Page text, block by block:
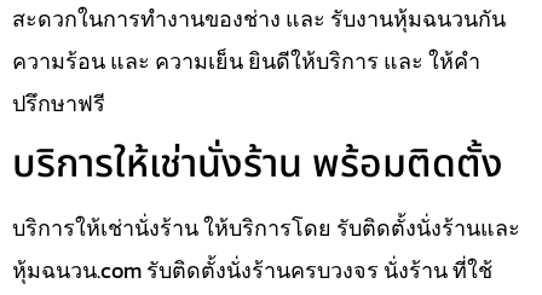
สะดวกในการทำงานของช่าง และ รับงานหุ้มฉนวนกัน
ความร้อน และ ความเย็น ยินดีให้บริการ และ ให้คำ
ปรึกษาฟรี
บริการให้เช่านั่งร้าน พร้อมติดตั้ง
บริการให้เช่านั่งร้าน ให้บริการโดย รับติดตั้งนั่งร้านและ
หุ้มฉนวน.com รับติดตั้งนั่งร้านครบวงจร นั่งร้าน ที่ใช้